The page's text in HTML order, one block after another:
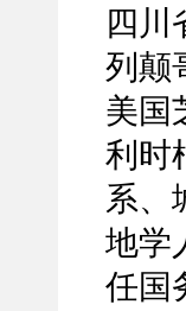
四川
列颠
美国
利时
系、
地学
任国